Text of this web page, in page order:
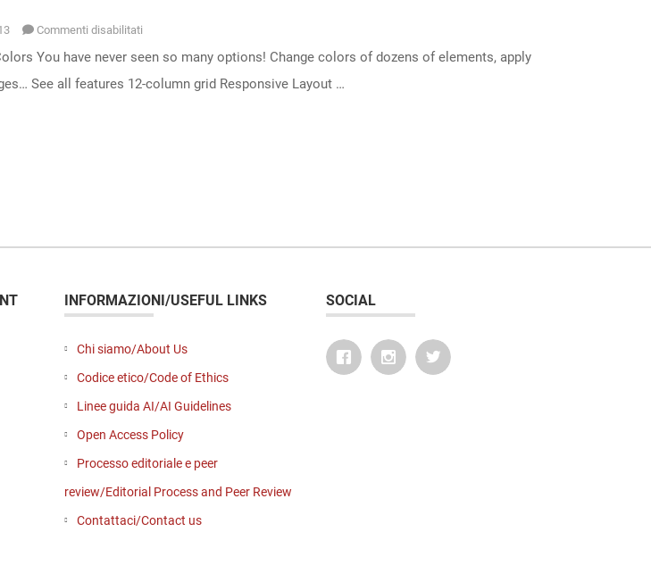
Commenti disabilitati
ULTIMO
Home
You have never seen so many options! Change colors of dozens of elements, apply
See all features 12-column grid Responsive Layout …
INFORMAZIONI/USEFUL LINKS
Chi siamo/About Us
Codice etico/Code of Ethics
Linee guida AI/AI Guidelines
Open Access Policy
Processo editoriale e peer
review/Editorial Process and Peer Review
Contattaci/Contact us
SOCIAL